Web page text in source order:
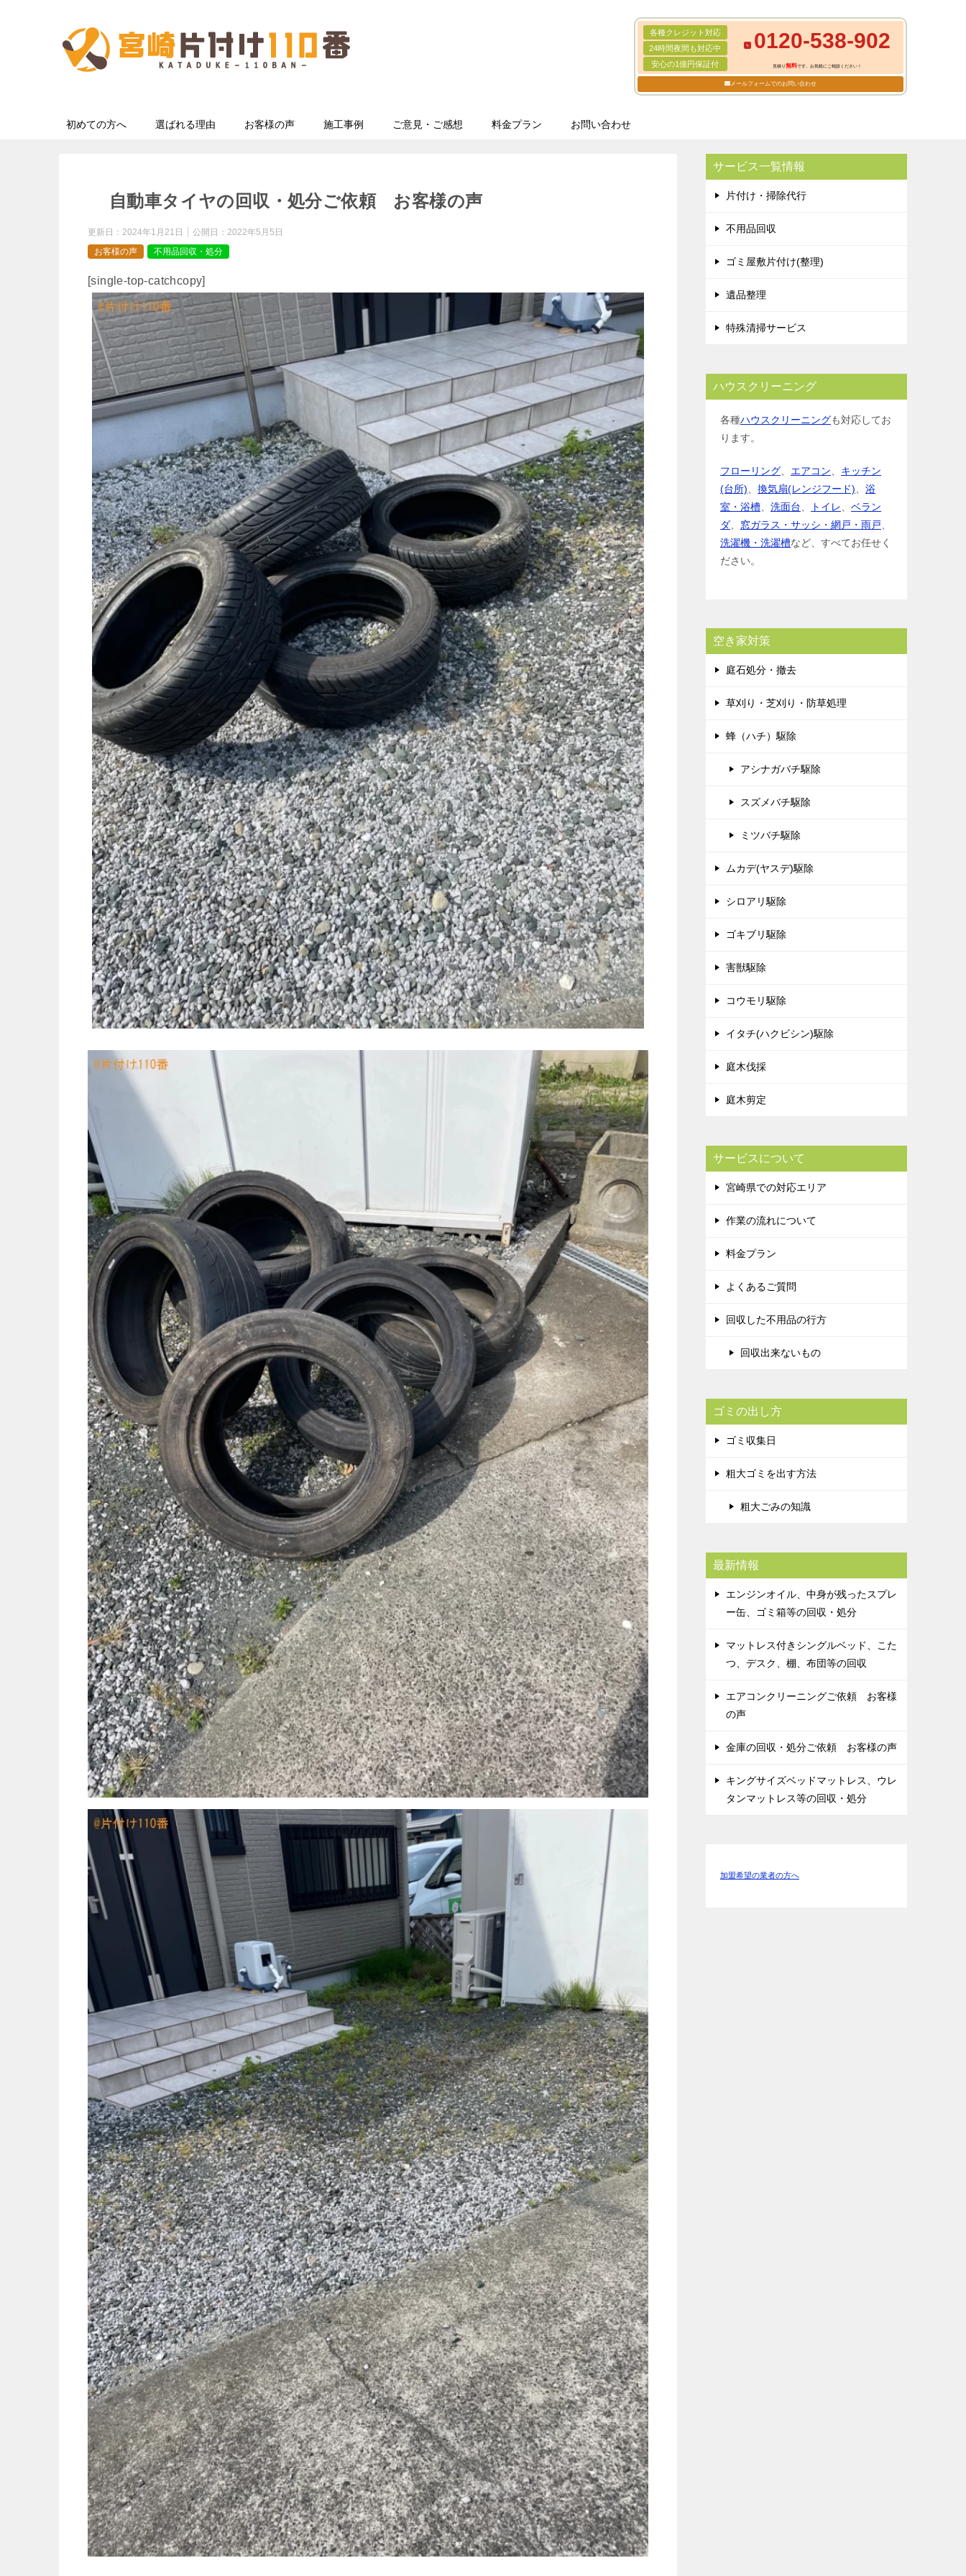
各種クレジット対応
24時間夜間も対応中
安心の1億円保証付
0120-538-902
見積り無料です。お気軽にご相談ください！
メールフォームでのお問い合わせ
初めての方へ 選ばれる理由 お客様の声 施工事例 ご意見・ご感想 料金プラン お問い合わせ
自動車タイヤの回収・処分ご依頼 お客様の声
更新日： 2024年1月21日 公開日： 2022年5月5日
お客様の声
不用品回収・処分
[single-top-catchcopy]
サービス一覧情報
片付け・掃除代行
不用品回収
ゴミ屋敷片付け(整理)
遺品整理
特殊清掃サービス
ハウスクリーニング
各種ハウスクリーニングも対応してお
ります。
フローリング エアコン
キッチン
(台所)
換気扇(レンジフード)
浴
室・浴槽
洗面台 トイレ
ベラン
ダ
窓ガラス・サッシ・網戸・雨戸
洗濯機・洗濯槽など、すべてお任せく
ださい。
空き家対策
庭石処分・撤去
草刈り・芝刈り・防草処理
蜂（ハチ）駆除
アシナガバチ駆除
スズメバチ駆除
ミツバチ駆除
ムカデ(ヤスデ)駆除
シロアリ駆除
ゴキブリ駆除
害獣駆除
コウモリ駆除
イタチ(ハクビシン)駆除
庭木伐採
庭木剪定
サービスについて
宮崎県での対応エリア
作業の流れについて
料金プラン
よくあるご質問
回収した不用品の行方
回収出来ないもの
ゴミの出し方
ゴミ収集日
粗大ゴミを出す方法
粗大ごみの知識
最新情報
エンジンオイル、中身が残ったスプレ
ー缶、ゴミ箱等の回収・処分
マットレス付きシングルベッド、こた
つ、デスク、棚、布団等の回収
エアコンクリーニングご依頼 お客様
の声
金庫の回収・処分ご依頼 お客様の声
キングサイズベッドマットレス、ウレ
タンマットレス等の回収・処分
加盟希望の業者の方へ